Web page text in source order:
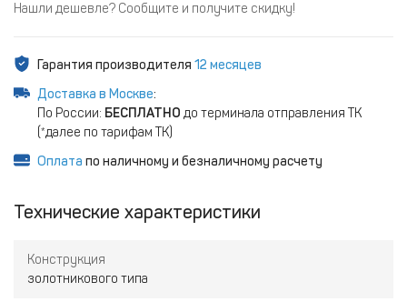
Нашли дешевле? Сообщите и получите скидку!
Гарантия производителя 12 месяцев
Доставка в Москве:
По России: БЕСПЛАТНО до терминала отправления ТК
(*далее по тарифам ТК)
Оплата по наличному и безналичному расчету
Технические характеристики
Конструкция
золотникового типа